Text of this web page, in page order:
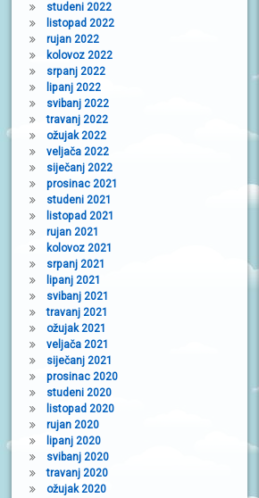
studeni 2022
listopad 2022
rujan 2022
kolovoz 2022
srpanj 2022
lipanj 2022
svibanj 2022
travanj 2022
ožujak 2022
veljača 2022
siječanj 2022
prosinac 2021
studeni 2021
listopad 2021
rujan 2021
kolovoz 2021
srpanj 2021
lipanj 2021
svibanj 2021
travanj 2021
ožujak 2021
veljača 2021
siječanj 2021
prosinac 2020
studeni 2020
listopad 2020
rujan 2020
lipanj 2020
svibanj 2020
travanj 2020
ožujak 2020